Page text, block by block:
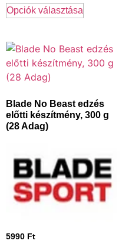
Opciók választása
Blade No Beast edzés
előtti készítmény, 300 g
(28 Adag)
5990 Ft